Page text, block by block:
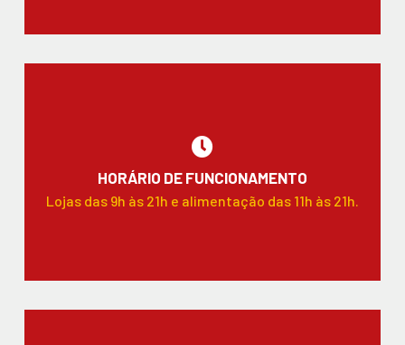
HORÁRIO DE FUNCIONAMENTO
Lojas das 9h às 21h e alimentação das 11h às 21h.